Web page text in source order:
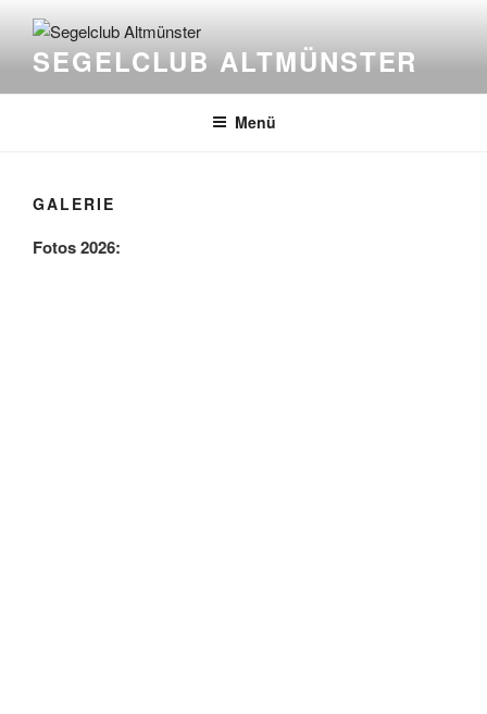
Inhalt
springenSEGELCLUB ALTMÜNSTER
Menü
GALERIE
Fotos 2026: